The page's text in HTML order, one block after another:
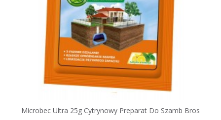
Microbec Ultra 25g Cytrynowy Preparat Do Szamb Bros